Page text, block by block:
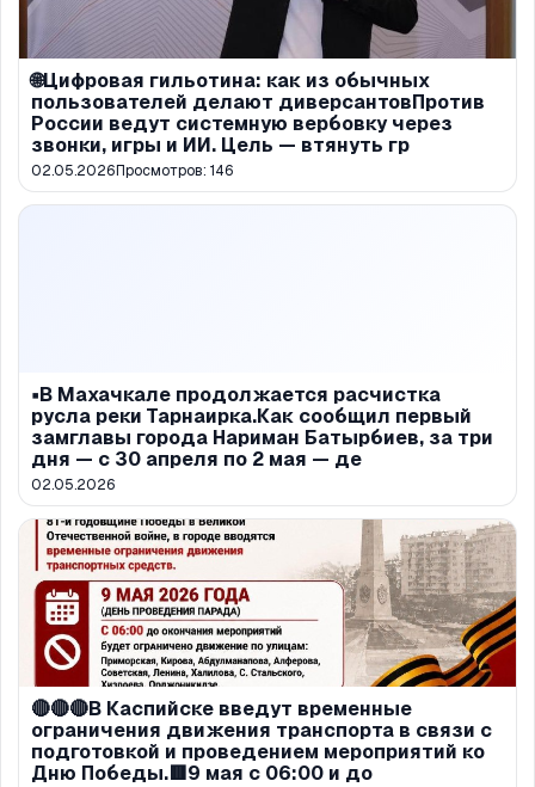
🌐Цифровая гильотина: как из обычных
пользователей делают диверсантовПротив
России ведут системную вербовку через
звонки, игры и ИИ. Цель — втянуть гр
02.05.2026Просмотров: 146
▪️В Махачкале продолжается расчистка
русла реки Тарнаирка.Как сообщил первый
замглавы города Нариман Батырбиев, за три
дня — с 30 апреля по 2 мая — де
02.05.2026
🔴🔴🔴В Каспийске введут временные
ограничения движения транспорта в связи с
подготовкой и проведением мероприятий ко
Дню Победы.🟥9 мая с 06:00 и до